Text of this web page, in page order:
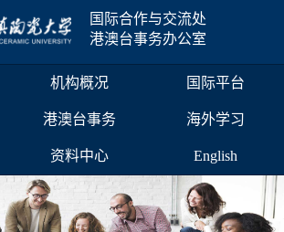
国际合作与交流处
港澳台事务办公室
机构概况 国际平台
港澳台事务 海外学习
资料中心 English